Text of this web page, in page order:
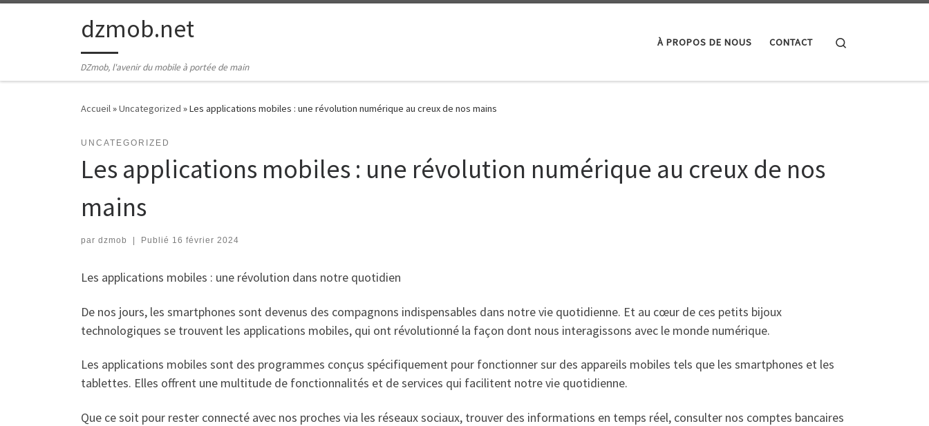
Passer au contenudzmob.net
DZmob, l'avenir du mobile à portée de main
À PROPOS DE NOUS CONTACT
Accueil»Uncategorized »Les applications mobiles : une révolution numérique au creux de nos mains
UNCATEGORIZED
Les applications mobiles : une révolution numérique au creux de nos
mains
par dzmob Publié 16 février 2024
Les applications mobiles : une révolution dans notre quotidien
De nos jours, les smartphones sont devenus des compagnons indispensables dans notre vie quotidienne. Et au cœur de ces petits bijoux
technologiques se trouvent les applications mobiles, qui ont révolutionné la façon dont nous interagissons avec le monde numérique.
Les applications mobiles sont des programmes conçus spécifiquement pour fonctionner sur des appareils mobiles tels que les smartphones et les
tablettes. Elles offrent une multitude de fonctionnalités et de services qui facilitent notre vie quotidienne.
Que ce soit pour rester connecté avec nos proches via les réseaux sociaux, trouver des informations en temps réel, consulter nos comptes bancaires